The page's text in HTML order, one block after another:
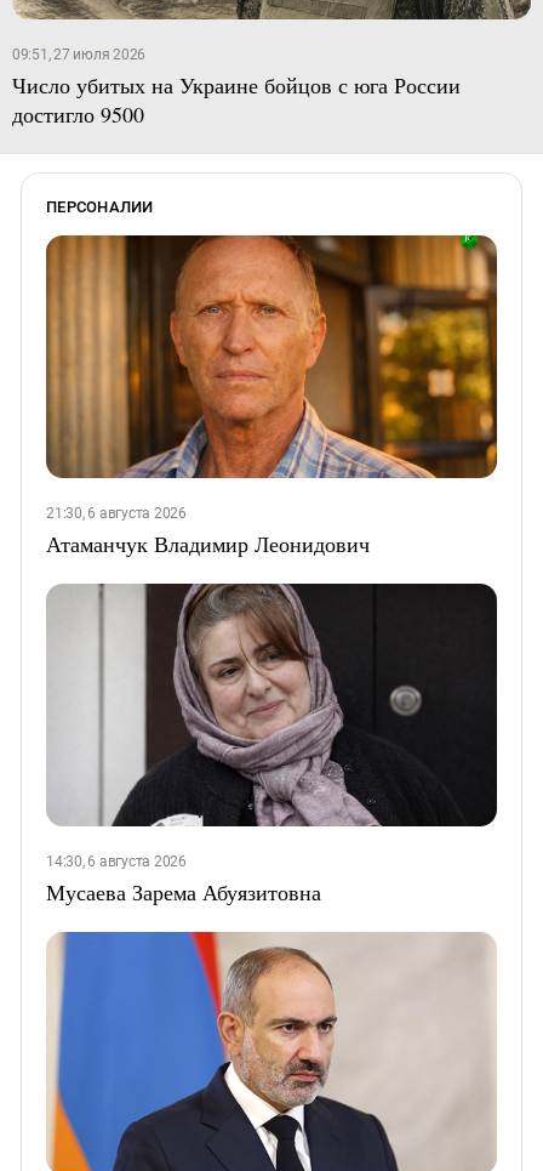
09:51, 27 июля 2026
Число убитых на Украине бойцов с юга России
достигло 9500
ПЕРСОНАЛИИ
21:30, 6 августа 2026
Атаманчук Владимир Леонидович
14:30, 6 августа 2026
Мусаева Зарема Абуязитовна